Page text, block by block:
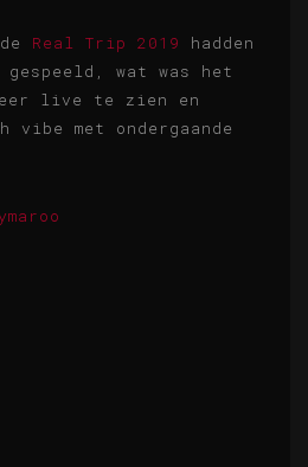
Real Trip 2019
hadden
wat was het
live te zien en
vibe met ondergaande